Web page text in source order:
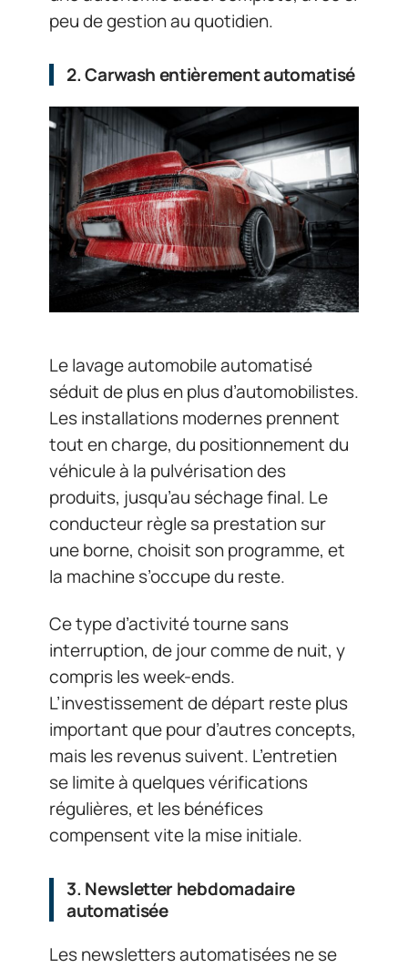
peu de gestion au quotidien.
2. Carwash entièrement automatisé
Le lavage automobile automatisé
séduit de plus en plus d’automobilistes.
Les installations modernes prennent
tout en charge, du positionnement du
véhicule à la pulvérisation des
produits, jusqu’au séchage final. Le
conducteur règle sa prestation sur
une borne, choisit son programme, et
la machine s’occupe du reste.
Ce type d’activité tourne sans
interruption, de jour comme de nuit, y
compris les week-ends.
L’investissement de départ reste plus
important que pour d’autres concepts,
mais les revenus suivent. L’entretien
se limite à quelques vérifications
régulières, et les bénéfices
compensent vite la mise initiale.
3. Newsletter hebdomadaire
automatisée
Les newsletters automatisées ne se